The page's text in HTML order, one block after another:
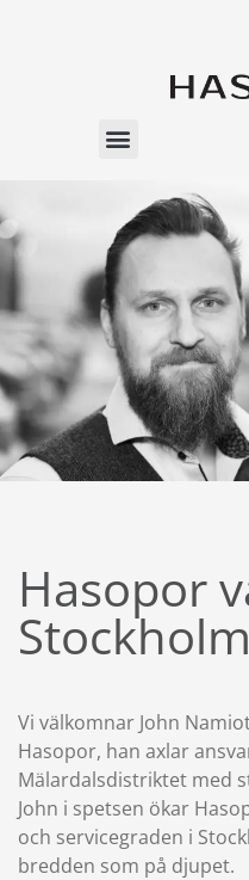
Hasopor
Stockholm
Vi välkomnar John
Hasopor, han axlar
Mälardalsdistriktet med
John i spetsen ökar
och servicegraden i
bredden som på djupet.